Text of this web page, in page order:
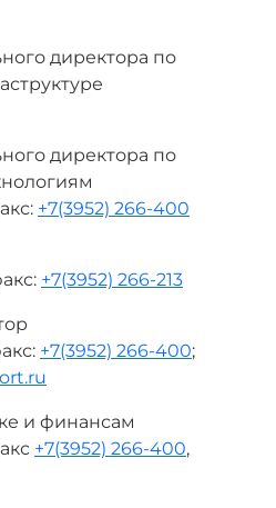
директора по
директора по
+7(3952) 266-400
+7(3952) 266-213
+7(3952) 266-400;
и финансам
+7(3952) 266-400,